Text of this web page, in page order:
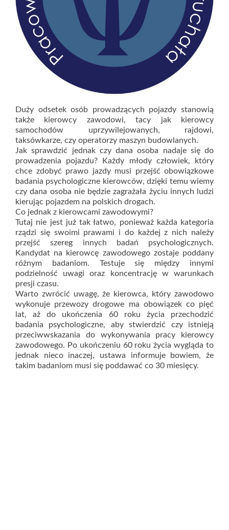
Duży odsetek osób prowadzących pojazdy stanowią
także kierowcy zawodowi, tacy jak kierowcy
samochodów uprzywilejowanych, rajdowi,
taksówkarze, czy operatorzy maszyn budowlanych.
Jak sprawdzić jednak czy dana osoba nadaje się do
prowadzenia pojazdu? Każdy młody człowiek, który
chce zdobyć prawo jazdy musi przejść obowiązkowe
badania psychologiczne kierowców, dzięki temu wiemy
czy dana osoba nie będzie zagrażała życiu innych ludzi
kierując pojazdem na polskich drogach.
Co jednak z kierowcami zawodowymi?
Tutaj nie jest już tak łatwo, ponieważ każda kategoria
rządzi się swoimi prawami i do każdej z nich należy
przejść szereg innych badań psychologicznych.
Kandydat na kierowcę zawodowego zostaje poddany
różnym badaniom. Testuje się między innymi
podzielność uwagi oraz koncentrację w warunkach
presji czasu.
Warto zwrócić uwagę, że kierowca, który zawodowo
wykonuje przewozy drogowe ma obowiązek co pięć
lat, aż do ukończenia 60 roku życia przechodzić
badania psychologiczne, aby stwierdzić czy istnieją
przeciwwskazania do wykonywania pracy kierowcy
zawodowego. Po ukończeniu 60 roku życia wygląda to
jednak nieco inaczej, ustawa informuje bowiem, że
takim badaniom musi się poddawać co 30 miesięcy.